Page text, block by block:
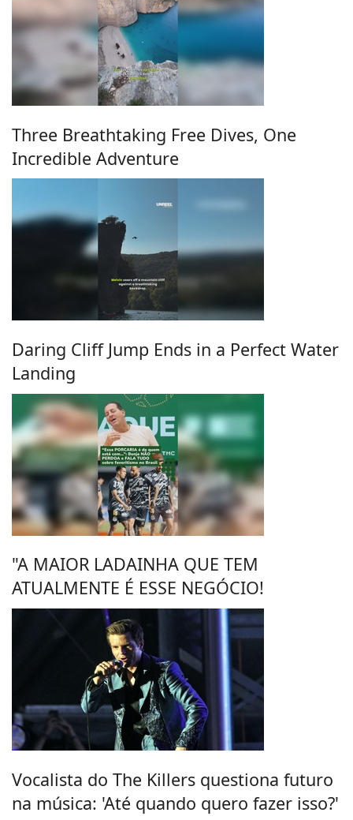
Three Breathtaking Free Dives, One
Incredible Adventure
Daring Cliff Jump Ends in a Perfect Water
Landing
"A MAIOR LADAINHA QUE TEM
ATUALMENTE É ESSE NEGÓCIO!
Vocalista do The Killers questiona futuro
na música: 'Até quando quero fazer isso?'